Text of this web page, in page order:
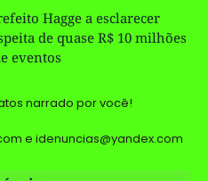
Hagge a esclarecer
de quase R$ 10 milhões
eventos
narrado por você!
e idenuncias@yandex.com